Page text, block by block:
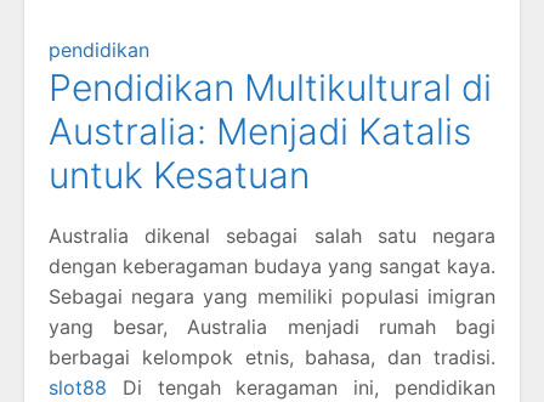
pendidikan
Pendidikan Multikultural di
Australia: Menjadi Katalis
untuk Kesatuan
Australia dikenal sebagai salah satu negara
dengan keberagaman budaya yang sangat kaya.
Sebagai negara yang memiliki populasi imigran
yang besar, Australia menjadi rumah bagi
berbagai kelompok etnis, bahasa, dan tradisi.
slot88 Di tengah keragaman ini, pendidikan